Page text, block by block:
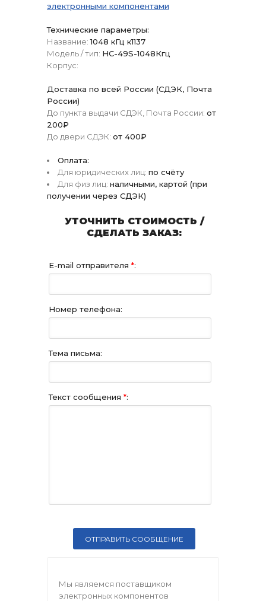
электронными компонентами
Технические параметры:
Название: 1048 кГц к1137
Модель / тип: HC-49S-1048Кгц
Корпус:
Доставка по всей России (СДЭК, Почта
России)
До пункта выдачи СДЭК, Почта России: от
200₽
До двери СДЭК: от 400₽
Оплата:
Для юридических лиц: по счёту
Для физ лиц: наличными, картой (при
получении через СДЭК)
УТОЧНИТЬ СТОИМОСТЬ /
СДЕЛАТЬ ЗАКАЗ:
E-mail отправителя *:
Номер телефона:
Тема письма:
Текст сообщения *:
Мы являемся поставщиком
электронных компонентов